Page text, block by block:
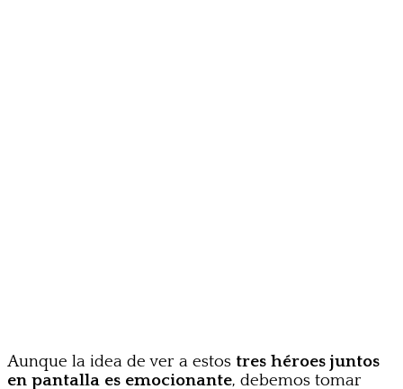
Aunque la idea de ver a estos tres héroes juntos
en pantalla es emocionante, debemos tomar